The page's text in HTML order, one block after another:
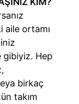
aile ortamı
gibiyiz. Hep
birkaç
takım